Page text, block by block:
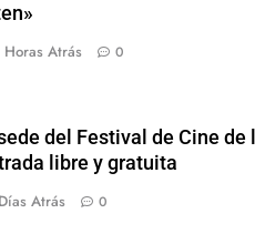
Horas Atrás 0
del Festival de Cine de
libre y gratuita
Atrás 0